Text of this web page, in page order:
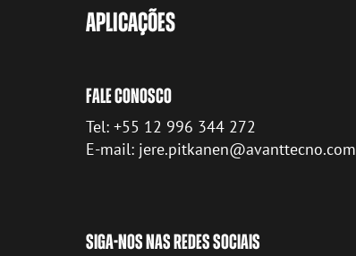
APLICAÇÕES
FALE CONOSCO
Tel: +55 12 996 344 272
E-mail: jere.pitkanen@avanttecno.com
SIGA-NOS NAS REDES SOCIAIS